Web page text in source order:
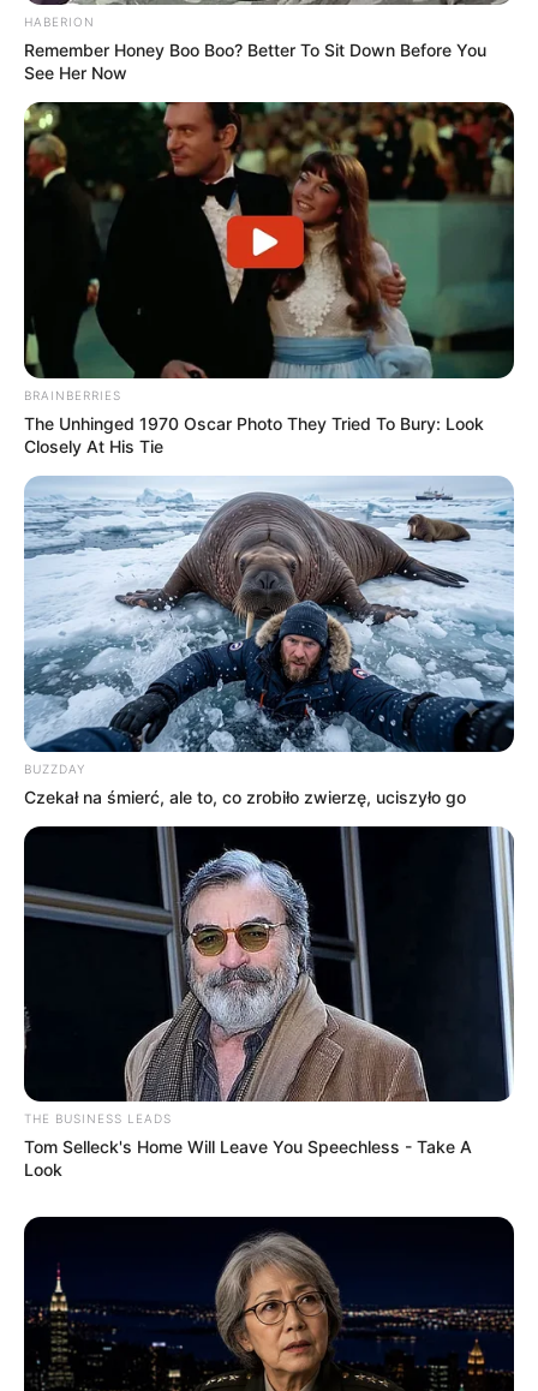
OBSERWUJ NAS W GOOGLE NEWS, BY BYĆ NA
BIEŻĄCO!
Facebook Google+
Tagi: 4 4K UHD
Eastwood
Co nowego na 4K UHD?
Czarownica: Bajka Ludowa
Leone
Spider-Man: Bez drogi do domu Steelbook
UHD
West Side Story
Wydania Za garść dolarów
Za kilka
dolarów więcej
Zabójczy koktajl
HABERION
Remember Honey Boo Boo? Better To Sit Down Before You
See Her Now
BRAINBERRIES
The Unhinged 1970 Oscar Photo They Tried To Bury: Look
Closely At His Tie
BUZZDAY
Czekał na śmierć, ale to, co zrobiło zwierzę, uciszyło go
THE BUSINESS LEADS
Tom Selleck's Home Will Leave You Speechless - Take A
Look